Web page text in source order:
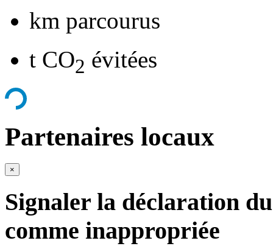
km parcourus
t CO2 évitées
Partenaires locaux
×
Signaler la déclaration
comme inappropriée